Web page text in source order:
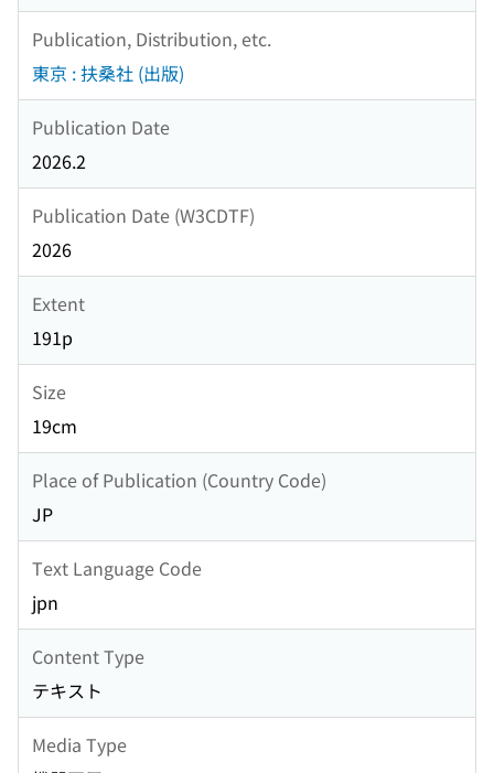
Publication, Distribution, etc.
東京 : 扶桑社 (出版)
Publication Date
2026.2
Publication Date (W3CDTF)
2026
Extent
191p
Size
19cm
Place of Publication (Country Code)
JP
Text Language Code
jpn
Content Type
テキスト
Media Type